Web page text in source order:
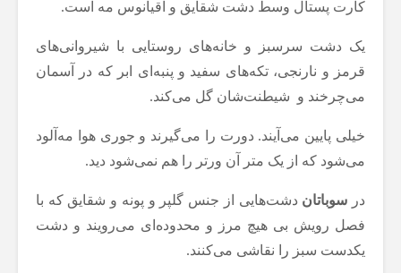
کارت پستال وسط دشت شقایق و اقیانوس مه است.
یک دشت سرسبز و خانه‌های روستایی با شیروانی‌های
قرمز و نارنجی، تکه‌های سفید و پنبه‌ای ابر که در آسمان
می‌چرخند و شیطنت‌شان گل می‌کند.
خیلی پایین می‌آیند. دورت را می‌گیرند و جوری هوا مه‌آلود
می‌شود که از یک متر آن ورتر را هم نمی‌شود دید.
در سوباتان دشت‌هایی از جنس گلپر و پونه و شقایق که با
فصل رویش بی هیچ مرز و محدوده‌ای می‌رویند و دشت
یکدست سبز را نقاشی می‌کنند.